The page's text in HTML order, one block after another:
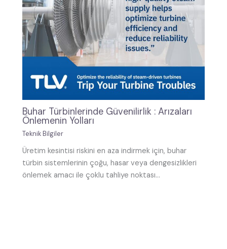
Buhar Türbinlerinde Güvenilirlik : Arızaları
Önlemenin Yolları
Teknik Bilgiler
Üretim kesintisi riskini en aza indirmek için, buhar
türbin sistemlerinin çoğu, hasar veya dengesizlikleri
önlemek amacı ile çoklu tahliye noktası…